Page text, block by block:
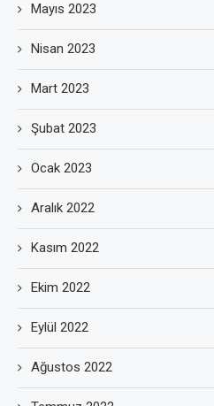
Mayıs 2023
Nisan 2023
Mart 2023
Şubat 2023
Ocak 2023
Aralık 2022
Kasım 2022
Ekim 2022
Eylül 2022
Ağustos 2022